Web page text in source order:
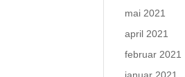
mai 2021
april 2021
februar 2021